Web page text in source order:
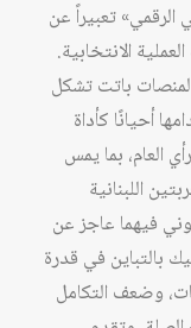
تعبيراً عن
الانتخابية.
باتت تشكل
أحيانًا كأداة
العام، بما يمس
اللبنانية
فيهما عاجز عن
بالتباين في قدرة
وضعف التكامل